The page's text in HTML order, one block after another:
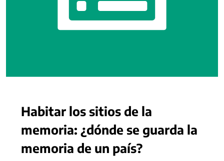
Habitar los sitios de la
memoria: ¿dónde se guarda la
memoria de un país?